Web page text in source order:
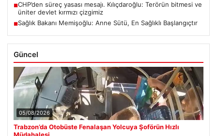
■CHP’den süreç yasası mesajı. Kılıçdaroğlu: Terörün bitmesi ve
üniter devlet kırmızı çizgimiz
■Sağlık Bakanı Memişoğlu: Anne Sütü, En Sağlıklı Başlangıçtır
Güncel
05/08/2026
Trabzon’da Otobüste Fenalaşan Yolcuya Şoförün Hızlı